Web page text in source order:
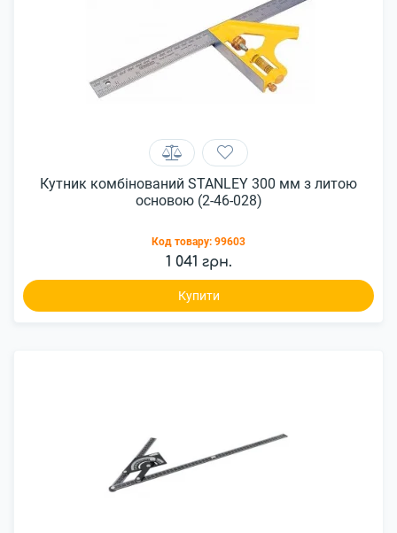
Кутник комбінований STANLEY 300 мм з литою
основою (2-46-028)
Код товару: 99603
1 041 грн.
Купити